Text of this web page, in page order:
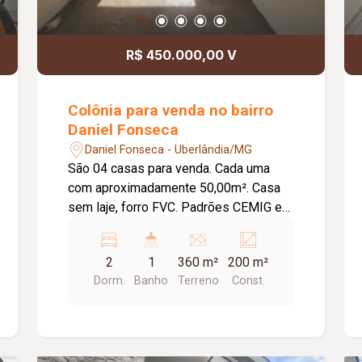
oferecer conforto, sofisticação e
funcionalidade.
lâminas ultracompacta; Cozinha e ilha
em Preto São Gabriel escovado; Portas
internas: Pormade; - ENTREGA COM
BANHEIROS JÁ INSTALADOS,
ILUMINAÇÃO E PAISAGISMO.
R$ 450.000,00 V
Colônia para venda no bairro
Daniel Fonseca
Daniel Fonseca - Uberlândia/MG
São 04 casas para venda. Cada uma
com aproximadamente 50,00m². Casa
sem laje, forro FVC. Padrões CEMIG e
quartos e de 01 quarto. Metragem
Terreno: 12,00m x 30,00m = 360,00m².
Metragem Construção: Totalizando
2
Dorm.
1
Banho
360 m²
Terreno
200 m²
Const.